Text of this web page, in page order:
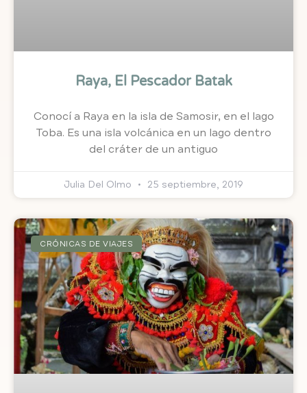
Raya, El Pescador Batak
Conocí a Raya en la isla de Samosir, en el lago
Toba. Es una isla volcánica en un lago dentro
del cráter de un antiguo
Julia Del Olmo 25 septiembre, 2019
CRÓNICAS DE VIAJES